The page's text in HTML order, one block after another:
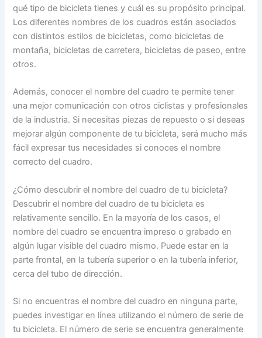
qué tipo de bicicleta tienes y cuál es su propósito principal.
Los diferentes nombres de los cuadros están asociados
con distintos estilos de bicicletas, como bicicletas de
montaña, bicicletas de carretera, bicicletas de paseo, entre
otros.
Además, conocer el nombre del cuadro te permite tener
una mejor comunicación con otros ciclistas y profesionales
de la industria. Si necesitas piezas de repuesto o si deseas
mejorar algún componente de tu bicicleta, será mucho más
fácil expresar tus necesidades si conoces el nombre
correcto del cuadro.
¿Cómo descubrir el nombre del cuadro de tu bicicleta?
Descubrir el nombre del cuadro de tu bicicleta es
relativamente sencillo. En la mayoría de los casos, el
nombre del cuadro se encuentra impreso o grabado en
algún lugar visible del cuadro mismo. Puede estar en la
parte frontal, en la tubería superior o en la tubería inferior,
cerca del tubo de dirección.
Si no encuentras el nombre del cuadro en ninguna parte,
puedes investigar en línea utilizando el número de serie de
tu bicicleta. El número de serie se encuentra generalmente